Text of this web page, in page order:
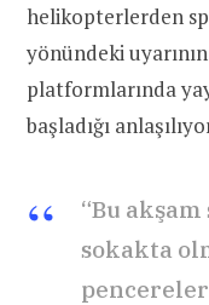
helikopterlerden
yönündeki
platformlarında
başladığı
“Bu akşam
sokakta
pencereler